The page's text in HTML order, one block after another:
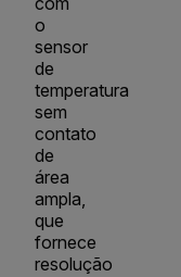
o
sensor
de
temperatura
sem
contato
de
área
ampla,
que
fornece
resolução